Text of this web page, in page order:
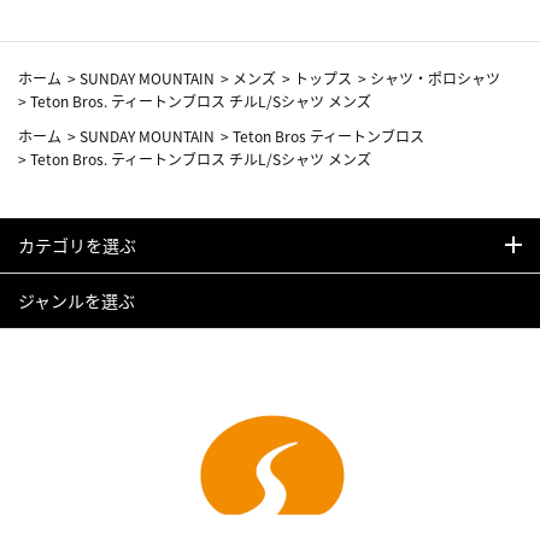
ホーム >SUNDAY MOUNTAIN > メンズ > トップス > シャツ・ポロシャツ
>Teton Bros. ティートンブロス チルL/Sシャツ メンズ
ホーム >SUNDAY MOUNTAIN >Teton Bros ティートンブロス
>Teton Bros. ティートンブロス チルL/Sシャツ メンズ
カテゴリを選ぶ
ジャンルを選ぶ